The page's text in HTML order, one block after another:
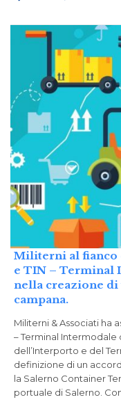
Militerni al fianco
e TIN – Terminal
nella creazione
campana.
Militerni & Associati ha
– Terminal Intermodale
dell’Interporto e del
definizione di un
la Salerno Container
portuale di Salerno.